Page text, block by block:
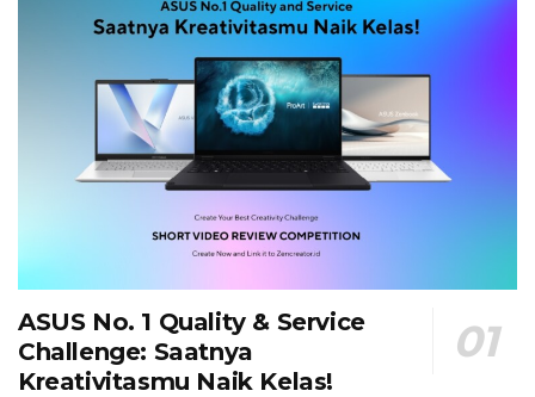
ASUS No. 1 Quality & Service
Challenge: Saatnya
Kreativitasmu Naik Kelas!